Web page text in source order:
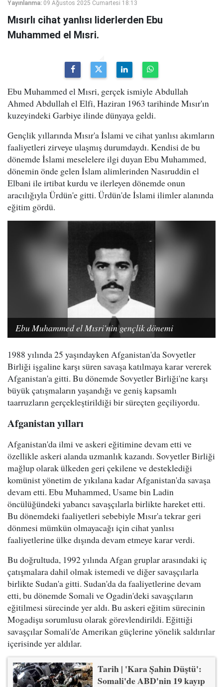
Yayınlanma: 09 Ağustos 2025 Cumartesi 18:13
Mısırlı cihat yanlısı liderlerden Ebu
Muhammed el Mısri.
Ebu Muhammed el Mısri, gerçek ismiyle Abdullah
Ahmed Abdullah el Elfi, Haziran 1963 tarihinde Mısır'ın
kuzeyindeki Garbiye ilinde dünyaya geldi.
Gençlik yıllarında Mısır'a İslami ve cihat yanlısı akımların
faaliyetleri zirveye ulaşmış durumdaydı. Kendisi de bu
dönemde İslami meselelere ilgi duyan Ebu Muhammed,
dönemin önde gelen İslam alimlerinden Nasıruddin el
Elbani ile irtibat kurdu ve ilerleyen dönemde onun
aracılığıyla Ürdün'e gitti. Ürdün'de İslami ilimler alanında
eğitim gördü.
Ebu Muhammed el Mısri'nin gençlik dönemi
1988 yılında 25 yaşındayken Afganistan'da Sovyetler
Birliği işgaline karşı süren savaşa katılmaya karar vererek
Afganistan'a gitti. Bu dönemde Sovyetler Birliği'ne karşı
büyük çatışmaların yaşandığı ve geniş kapsamlı
taarruzların gerçekleştirildiği bir süreçten geçiliyordu.
Afganistan yılları
Afganistan'da ilmi ve askeri eğitimine devam etti ve
özellikle askeri alanda uzmanlık kazandı. Sovyetler Birliği
mağlup olarak ülkeden geri çekilene ve desteklediği
komünist yönetim de yıkılana kadar Afganistan'da savaşa
devam etti. Ebu Muhammed, Usame bin Ladin
öncülüğündeki yabancı savaşçılarla birlikte hareket etti.
Bu dönemdeki faaliyetleri sebebiyle Mısır'a tekrar geri
dönmesi mümkün olmayacağı için cihat yanlısı
faaliyetlerine ülke dışında devam etmeye karar verdi.
Bu doğrultuda, 1992 yılında Afgan gruplar arasındaki iç
çatışmalara dahil olmak istemedi ve diğer savaşçılarla
birlikte Sudan'a gitti. Sudan'da da faaliyetlerine devam
etti, bu dönemde Somali ve Ogadin'deki savaşçıların
eğitilmesi sürecinde yer aldı. Bu askeri eğitim sürecinin
Mogadişu sorumlusu olarak görevlendirildi. Eğittiği
savaşçılar Somali'de Amerikan güçlerine yönelik saldırılar
içerisinde yer aldılar.
Tarih | 'Kara Şahin Düştü':
Somali'de ABD'nin 19 kayıp